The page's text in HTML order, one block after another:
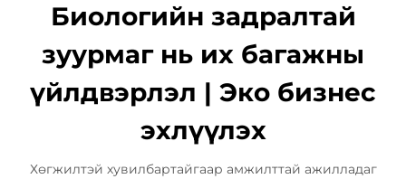
Биологийн задралтай
зуурмаг нь их багажны
үйлдвэрлэл | Эко бизнес
эхлүүлэх
Хөгжилтэй хувилбартайгаар амжилттай ажилладаг